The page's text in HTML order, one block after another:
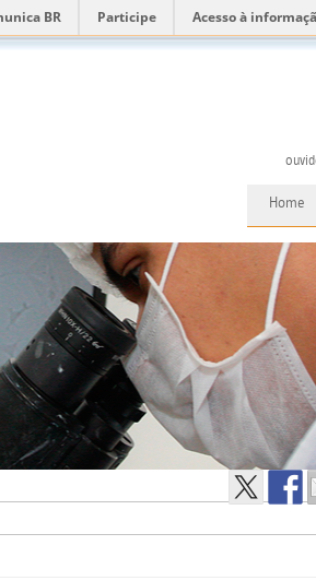
BR Participe Acesso à
Home